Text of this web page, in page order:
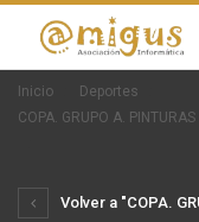
Inicio
Deportes
COPA. GRUPO A.
Volver a "COPA.